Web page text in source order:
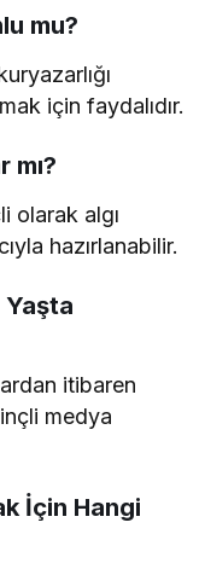
mu?
için faydalıdır.
mı?
olarak algı
hazırlanabilir.
Yaşta
itibaren
medya
İçin Hangi